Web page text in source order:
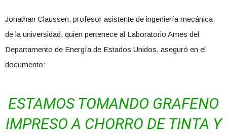
Jonathan Claussen, profesor asistente de ingeniería mecánica
de la universidad, quien pertenece al Laboratorio Ames del
Departamento de Energía de Estados Unidos, aseguró en el
documento:
ESTAMOS TOMANDO GRAFENO
IMPRESO A CHORRO DE TINTA Y